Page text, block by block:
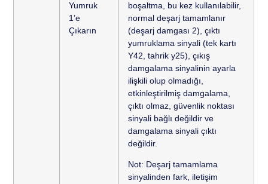
Yumruk
1’e
Çıkarın
boşaltma, bu kez kullanılabilir,
normal deşarj tamamlanır
(deşarj damgası 2), çıktı
yumruklama sinyali (tek kartı
Y42, tahrik y25), çıkış
damgalama sinyalinin ayarla
ilişkili olup olmadığı,
etkinleştirilmiş damgalama,
çıktı olmaz, güvenlik noktası
sinyali bağlı değildir ve
damgalama sinyali çıktı
değildir.
Not: Deşarj tamamlama
sinyalinden fark, iletişim